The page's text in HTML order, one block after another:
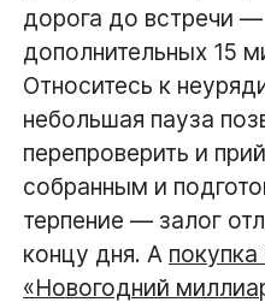
дорога до встречи —
дополнительных 15
Относитесь к
небольшая пауза
перепроверить и
собранным и
терпение — залог
концу дня. А покупка
«Новогодний